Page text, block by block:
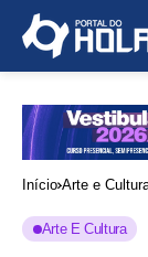
Início Arte e
Arte E Cultura